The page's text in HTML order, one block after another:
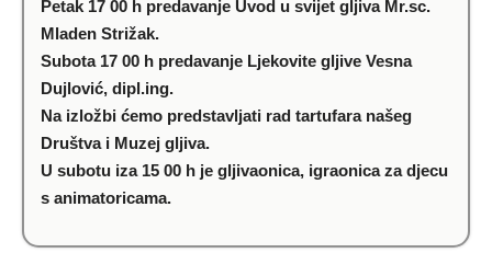
Petak 17 00 h predavanje Uvod u svijet gljiva Mr.sc.
Mladen Strižak.
Subota 17 00 h predavanje Ljekovite gljive Vesna
Dujlović, dipl.ing.
Na izložbi ćemo predstavljati rad tartufara našeg
Društva i Muzej gljiva.
U subotu iza 15 00 h je gljivaonica, igraonica za djecu
s animatoricama.